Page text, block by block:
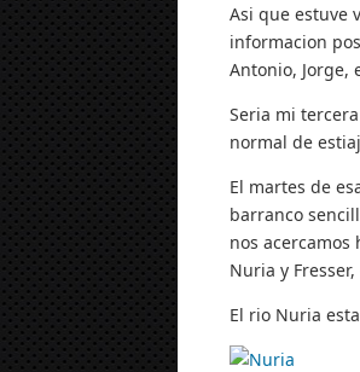
Asi que estuve
informacion
Antonio, Jorge,
Seria mi
normal de
El martes de
barranco
nos acercamos
Nuria y
El rio Nuria